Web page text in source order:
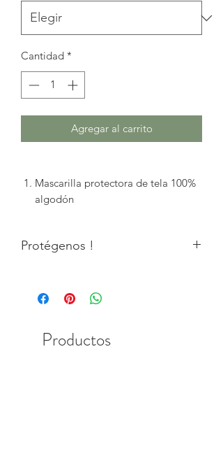
Cantidad *
Agregar al carrito
Mascarilla protectora de tela 100%
algodón
Protégenos !
Productos